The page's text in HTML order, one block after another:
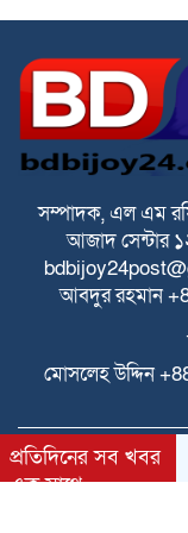
সম্পাদক, এল এম
আজাদ সেন্টার
আবদুর রহমান
মোসলেহ উদ্দিন
All rights
প্রতিদিনের সব খবর
এক সাথে